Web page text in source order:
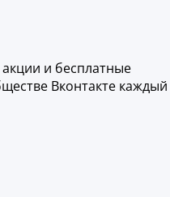
и бесплатные
Вконтакте каждый